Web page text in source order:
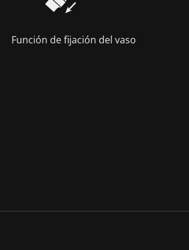
Función de fijación del vaso